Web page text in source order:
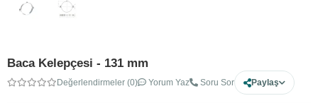
Baca Kelepçesi - 131 mm
Değerlendirmeler (0) Yorum Yaz Soru Sor Paylaş